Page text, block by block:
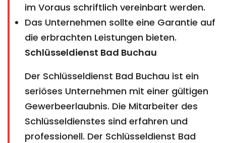
im Voraus schriftlich vereinbart werden.
Das Unternehmen sollte eine Garantie auf
die erbrachten Leistungen bieten.
Schlüsseldienst Bad Buchau
Der Schlüsseldienst Bad Buchau ist ein
seriöses Unternehmen mit einer gültigen
Gewerbeerlaubnis. Die Mitarbeiter des
Schlüsseldienstes sind erfahren und
professionell. Der Schlüsseldienst Bad